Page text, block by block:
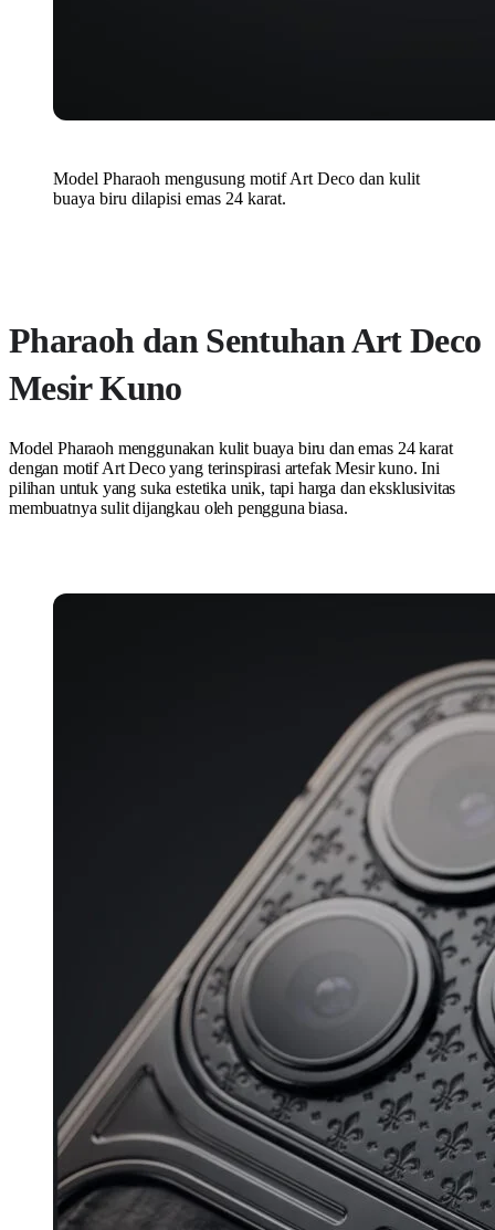
Model Pharaoh mengusung motif Art Deco dan kulit
buaya biru dilapisi emas 24 karat.
Pharaoh dan Sentuhan Art Deco
Mesir Kuno
Model Pharaoh menggunakan kulit buaya biru dan emas 24 karat
dengan motif Art Deco yang terinspirasi artefak Mesir kuno. Ini
pilihan untuk yang suka estetika unik, tapi harga dan eksklusivitas
membuatnya sulit dijangkau oleh pengguna biasa.